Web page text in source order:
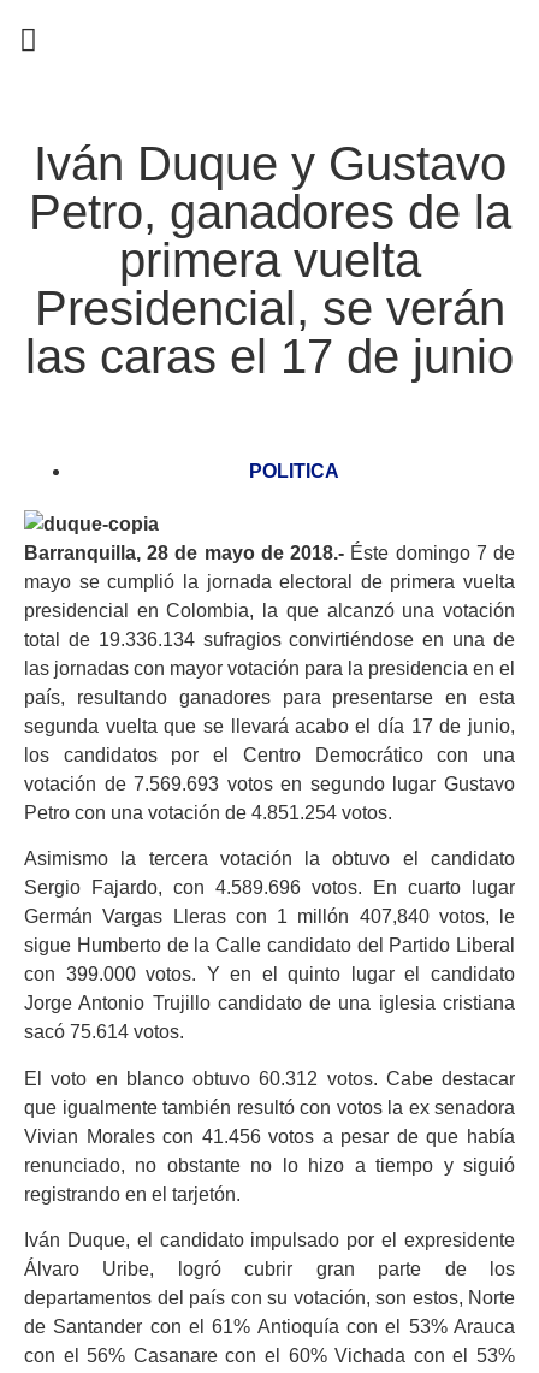
Iván Duque y Gustavo
Petro, ganadores de la
primera vuelta
Presidencial, se verán
las caras el 17 de junio
POLITICA
Barranquilla, 28 de mayo de 2018.- Éste domingo 7 de
mayo se cumplió la jornada electoral de primera vuelta
presidencial en Colombia, la que alcanzó una votación
total de 19.336.134 sufragios convirtiéndose en una de
las jornadas con mayor votación para la presidencia en el
país, resultando ganadores para presentarse en esta
segunda vuelta que se llevará acabo el día 17 de junio,
los candidatos por el Centro Democrático con una
votación de 7.569.693 votos en segundo lugar Gustavo
Petro con una votación de 4.851.254 votos.
Asimismo la tercera votación la obtuvo el candidato
Sergio Fajardo, con 4.589.696 votos. En cuarto lugar
Germán Vargas Lleras con 1 millón 407,840 votos, le
sigue Humberto de la Calle candidato del Partido Liberal
con 399.000 votos. Y en el quinto lugar el candidato
Jorge Antonio Trujillo candidato de una iglesia cristiana
sacó 75.614 votos.
El voto en blanco obtuvo 60.312 votos. Cabe destacar
que igualmente también resultó con votos la ex senadora
Vivian Morales con 41.456 votos a pesar de que había
renunciado, no obstante no lo hizo a tiempo y siguió
registrando en el tarjetón.
Iván Duque, el candidato impulsado por el expresidente
Álvaro Uribe, logró cubrir gran parte de los
departamentos del país con su votación, son estos, Norte
de Santander con el 61% Antioquía con el 53% Arauca
con el 56% Casanare con el 60% Vichada con el 53%